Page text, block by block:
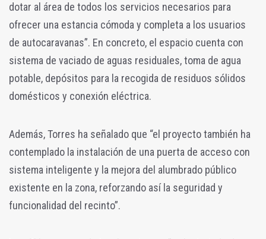
dotar al área de todos los servicios necesarios para
ofrecer una estancia cómoda y completa a los usuarios
de autocaravanas”. En concreto, el espacio cuenta con
sistema de vaciado de aguas residuales, toma de agua
potable, depósitos para la recogida de residuos sólidos
domésticos y conexión eléctrica.
Además, Torres ha señalado que “el proyecto también ha
contemplado la instalación de una puerta de acceso con
sistema inteligente y la mejora del alumbrado público
existente en la zona, reforzando así la seguridad y
funcionalidad del recinto”.